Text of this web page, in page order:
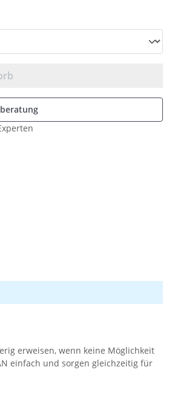
erweisen, wenn keine Möglichkeit
einfach und sorgen gleichzeitig für